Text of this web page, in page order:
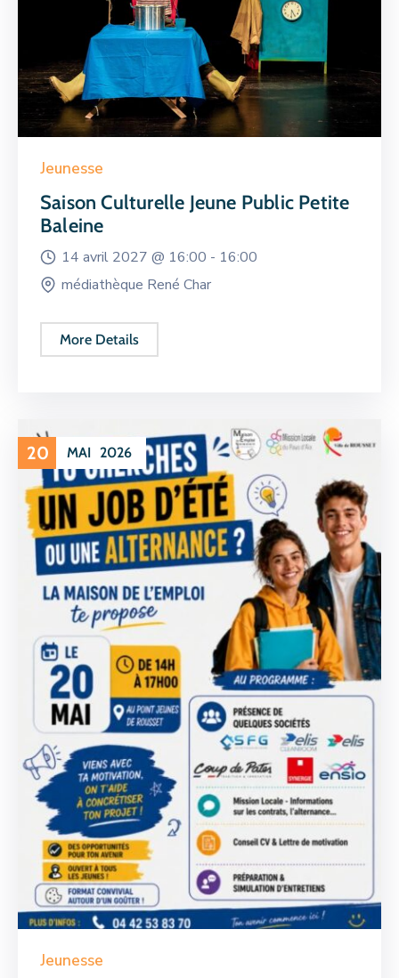
Jeunesse
Saison Culturelle Jeune Public Petite
Baleine
14 avril 2027 @ 16:00 - 16:00
médiathèque René Char
More Details
20 MAI 2026
Jeunesse